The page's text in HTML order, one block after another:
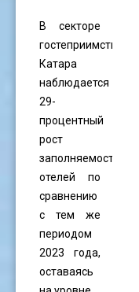
В секторе
гостеприимства
Катара
наблюдается
29-
процентный
рост
заполняемости
отелей по
сравнению
с тем же
периодом
2023 года,
оставаясь